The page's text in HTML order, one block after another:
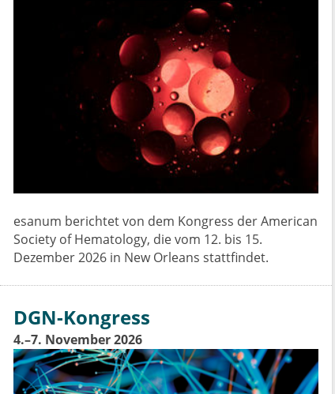
esanum berichtet von dem Kongress der American
Society of Hematology, die vom 12. bis 15.
Dezember 2026 in New Orleans stattfindet.
DGN-Kongress
4.–7. November 2026